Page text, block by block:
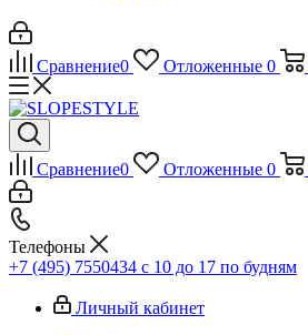
Сравнение0 Отложенные 0
Сравнение0 Отложенные 0
Телефоны
+7 (495) 7550434 с 10 до 17 по будням
Личный кабинет